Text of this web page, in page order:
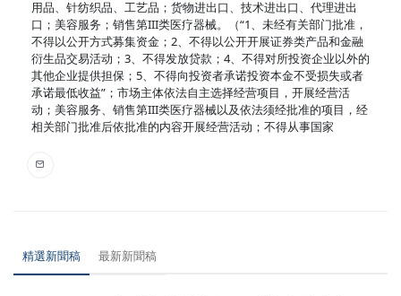
用品、针纺织品、工艺品；货物进出口、技术进出口、代理进出
口；美容服务；销售第III类医疗器械。（“1、未经有关部门批准，
不得以公开方式募集资金；2、不得以公开开展证券类产品和金融
衍生品交易活动；3、不得发放贷款；4、不得对所投资企业以外的
其他企业提供担保；5、不得向投资者承诺投资本金不受损失或者
承诺最低收益”；市场主体依法自主选择经营项目，开展经营活
动；美容服务、销售第III类医疗器械以及依法须经批准的项目，经
相关部门批准后依批准的内容开展经营活动；不得从事国家
精選新聞稿 最新新聞稿